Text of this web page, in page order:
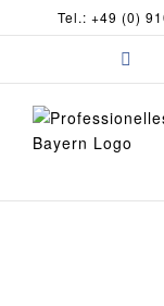
Inhalt
Tel.: +49 (0)